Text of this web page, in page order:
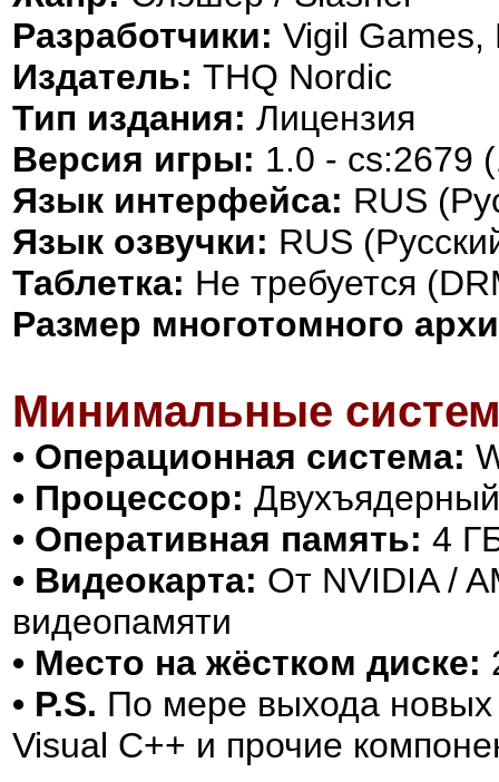
Разработчики: Vigil Games,
Издатель: THQ Nordic
Тип издания: Лицензия
Версия игры: 1.0 - cs:2679
Язык интерфейса: RUS
Язык озвучки: RUS
Таблетка: Не требуется
Размер многотомного
Минимальные
• Операционная система:
• Процессор:
• Оперативная память: 4
• Видеокарта: От NVIDIA /
видеопамяти
• Место на жёстком диске:
• P.S. По мере выхода
Visual C++ и прочие